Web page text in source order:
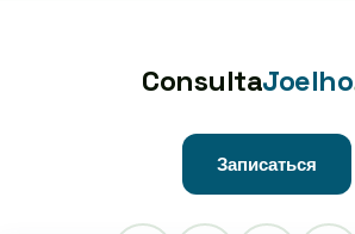
ConsultaJoelho
Записаться